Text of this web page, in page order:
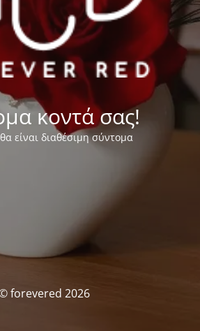
κοντά σας!
είναι διαθέσιμη σύντομα
forevered 2026